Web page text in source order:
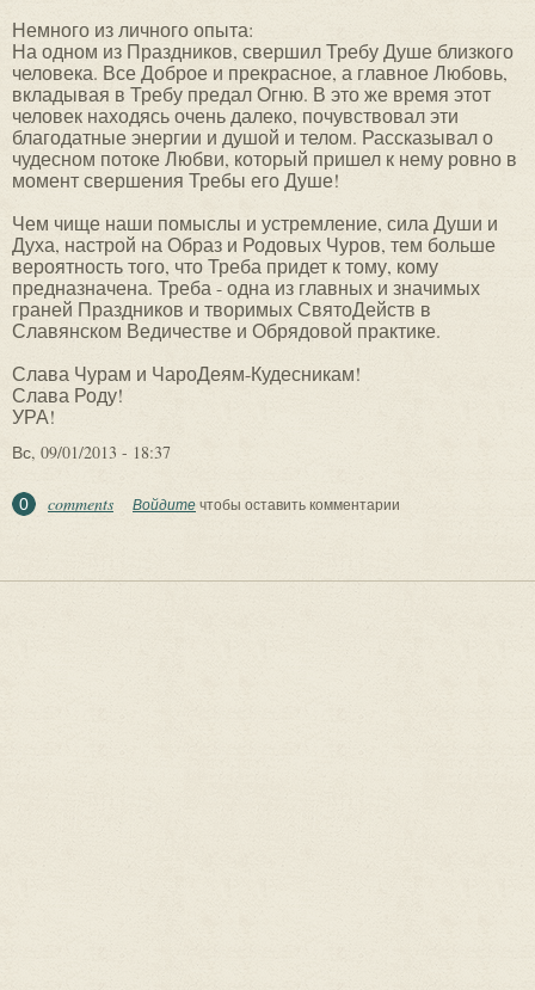
Немного из личного опыта:
На одном из Праздников, свершил Требу Душе близкого
человека. Все Доброе и прекрасное, а главное Любовь,
вкладывая в Требу предал Огню. В это же время этот
человек находясь очень далеко, почувствовал эти
благодатные энергии и душой и телом. Рассказывал о
чудесном потоке Любви, который пришел к нему ровно в
момент свершения Требы его Душе!
Чем чище наши помыслы и устремление, сила Души и
Духа, настрой на Образ и Родовых Чуров, тем больше
вероятность того, что Треба придет к тому, кому
предназначена. Треба - одна из главных и значимых
граней Праздников и творимых СвятоДейств в
Славянском Ведичестве и Обрядовой практике.
Слава Чурам и ЧароДеям-Кудесникам!
Слава Роду!
УРА!
Вс, 09/01/2013 - 18:37
0 comments Войдитечтобы оставить комментарии